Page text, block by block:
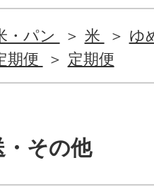
・パン 米
ゆ
期便
定期便
・その他